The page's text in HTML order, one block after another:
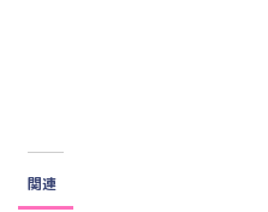
関連